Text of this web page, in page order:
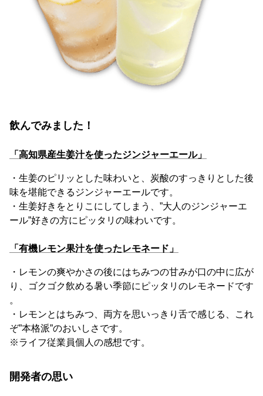
飲んでみました！
「高知県産生姜汁を使ったジンジャーエール」
・生姜のピリッとした味わいと、炭酸のすっきりとした後
味を堪能できるジンジャーエールです。
・生姜好きをとりこにしてしまう、”大人のジンジャーエ
ール”好きの方にピッタリの味わいです。
「有機レモン果汁を使ったレモネード」
・レモンの爽やかさの後にはちみつの甘みが口の中に広が
り、ゴクゴク飲める暑い季節にピッタリのレモネードです
。
・レモンとはちみつ、両方を思いっきり舌で感じる、これ
ぞ”本格派”のおいしさです。
※ライフ従業員個人の感想です。
開発者の思い